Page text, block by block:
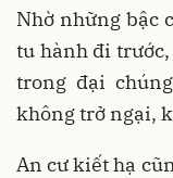
Nhờ những bậc
tu hành đi trước,
trong đại
không trở ngại,
An cư kiết hạ